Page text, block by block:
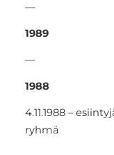
—
1989
—
1988
4.11.1988 –
ryhmä